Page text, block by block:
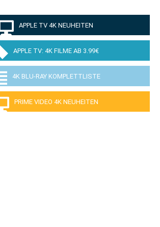
APPLE TV 4K NEUHEITEN
APPLE TV: 4K FILME AB 3.99€
4K BLU-RAY KOMPLETTLISTE
PRIME VIDEO 4K NEUHEITEN